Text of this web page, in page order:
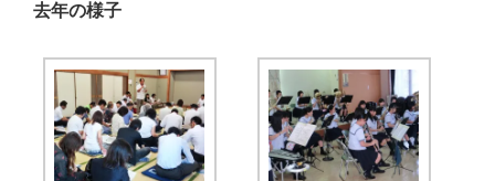
去年の様子